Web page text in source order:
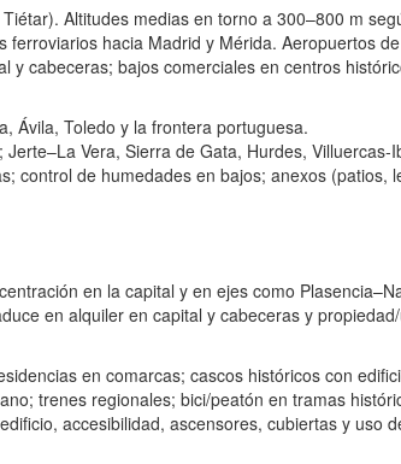
Altitudes medias en torno a 300–800 m
hacia Madrid y Mérida. Aeropuertos
cabeceras; bajos comerciales en centros
Ávila, Toledo y la frontera portuguesa.
Vera, Sierra de Gata, Hurdes,
control de humedades en bajos; anexos (patios,
en la capital y en ejes como
en alquiler en capital y cabeceras y
en comarcas; cascos históricos con
trenes regionales; bici/peatón en tramas
accesibilidad, ascensores, cubiertas y uso